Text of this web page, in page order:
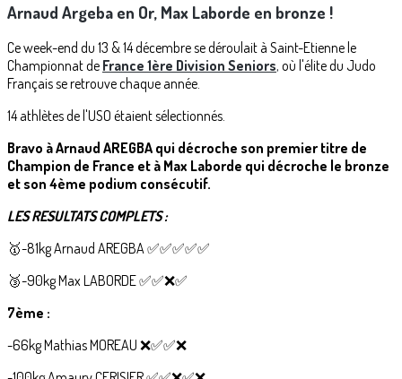
Arnaud Argeba en Or, Max Laborde en bronze !
Ce week-end du 13 & 14 décembre se déroulait à Saint-Etienne le
Championnat de France 1ère Division Seniors, où l'élite du Judo
Français se retrouve chaque année.
14 athlètes de l'USO étaient sélectionnés.
Bravo à Arnaud AREGBA qui décroche son premier titre de
Champion de France et à Max Laborde qui décroche le bronze
et son 4ème podium consécutif.
LES RESULTATS COMPLETS :
🥇-81kg Arnaud AREGBA ✅️✅️✅️✅️✅️
🥉-90kg Max LABORDE ✅️✅️❌️✅️
7ème :
-66kg Mathias MOREAU ❌️✅️✅️❌️